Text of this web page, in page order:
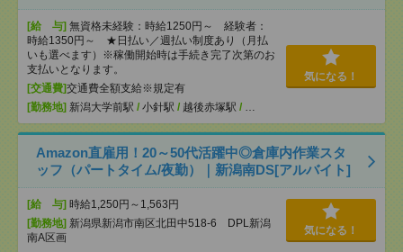
[給 与] 無資格未経験：時給1250円～ 経験者：
時給1350円～ ★日払い／週払い制度あり（月払
いも選べます）※稼働開始時は手続き完了次第のお
支払いとなります。
[交通費]交通費全額支給※規定有
[勤務地] 新潟大学前駅 / 小針駅 / 越後赤塚駅 / …
気になる！
Amazon直雇用！20～50代活躍中◎倉庫内作業スタ
ッフ（パートタイム/夜勤）｜新潟南DS[アルバイト]
[給 与] 時給1,250円～1,563円
[勤務地] 新潟県新潟市南区北田中518-6 DPL新潟
南A区画
気になる！